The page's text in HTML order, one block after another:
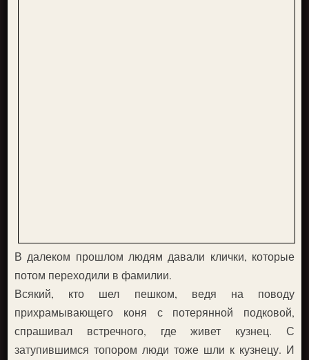
В далеком прошлом людям давали клички, которые
потом переходили в фамилии.
Всякий, кто шел пешком, ведя на поводу
прихрамывающего коня с потерянной подковой,
спрашивал встречного, где живет кузнец. С
затупившимся топором люди тоже шли к кузнецу. И